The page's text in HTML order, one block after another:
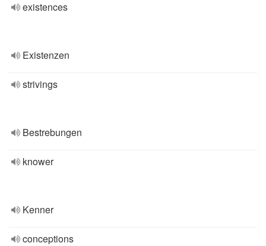
existences
Existenzen
strivings
Bestrebungen
knower
Kenner
conceptions